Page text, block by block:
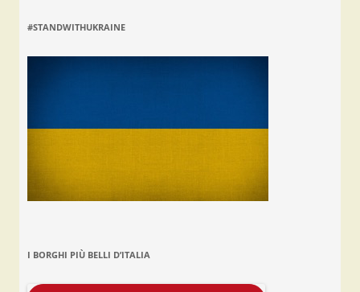
#STANDWITHUKRAINE
I BORGHI PIÙ BELLI D’ITALIA